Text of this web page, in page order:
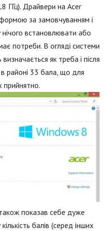
ГГц). Драйвери на Acer
за замовчуванням і
встановлювати або
потреби. В огляді системи
як треба і після
в районі 33 бала, що для
прийнятно.
показав себе дуже
балів (серед інших